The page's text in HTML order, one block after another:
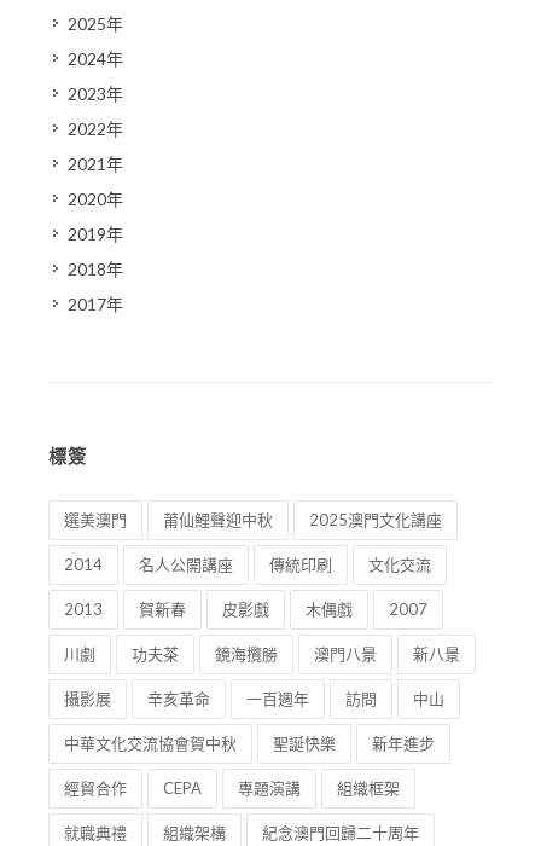
2025年
2024年
2023年
2022年
2021年
2020年
2019年
2018年
2017年
標簽
選美澳門 莆仙鯉聲迎中秋 2025澳門文化講座
2014 名人公開講座 傳統印刷 文化交流
2013 賀新春 皮影戲 木偶戲 2007
川劇 功夫茶 鏡海攬勝 澳門八景 新八景
攝影展 辛亥革命 一百週年 訪問 中山
中華文化交流協會賀中秋 聖誕快樂 新年進步
經貿合作 CEPA 專題演講 組織框架
就職典禮 組織架構 紀念澳門回歸二十周年